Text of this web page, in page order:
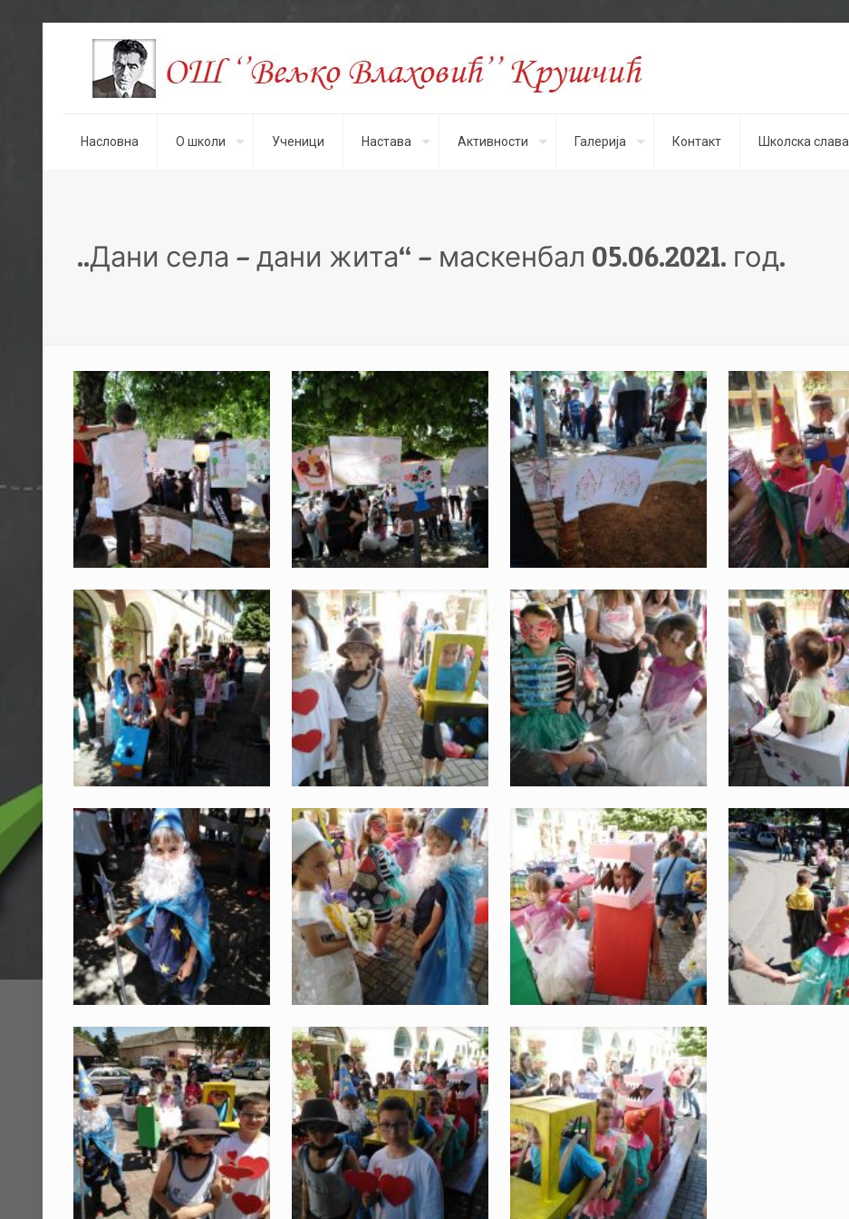
Насловна О школи Ученици Настава Активности Галерија Контакт Школска слава
..Дани села – дани жита“ – маскенбал 05.06.2021. год.